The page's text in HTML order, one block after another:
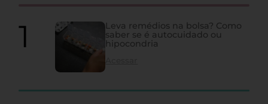
Leva remédios na bolsa? Como
saber se é autocuidado ou
hipocondria